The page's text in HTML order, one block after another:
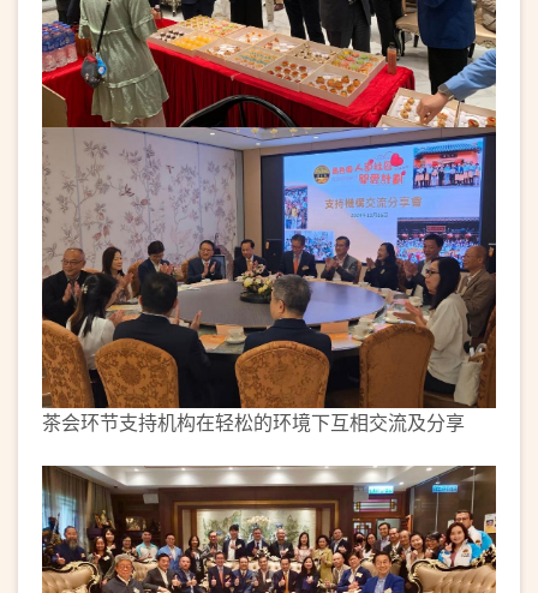
茶会环节支持机构在轻松的环境下互相交流及分享